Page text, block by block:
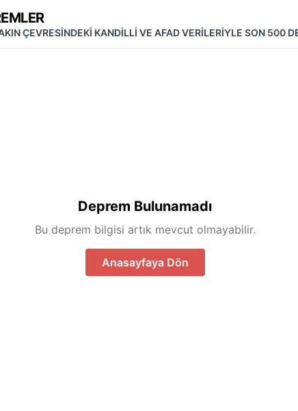
ÇEVRESİNDEKİ KANDİLLİ VE AFAD VERİLERİYLE SON 500
Deprem Bulunamadı
Bu deprem bilgisi artık mevcut olmayabilir.
Anasayfaya Dön